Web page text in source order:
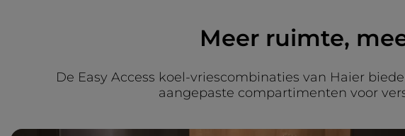
Meer ruimte,
De Easy Access koel-vriescombinaties van Haier
aangepaste compartimenten voor